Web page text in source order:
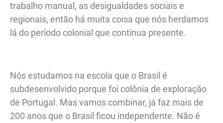
trabalho manual, as desigualdades sociais e
regionais, então há muita coisa que nós herdamos
lá do período colonial que continua presente.
Nós estudamos na escola que o Brasil é
subdesenvolvido porque foi colônia de exploração
de Portugal. Mas vamos combinar, já faz mais de
200 anos que o Brasil ficou independente. Não é